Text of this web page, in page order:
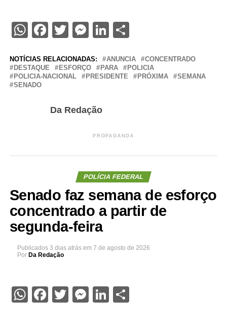
WhatsApp
Facebook
Twitter
Messenger
LinkedIn
Share
NOTÍCIAS RELACIONADAS: ANUNCIA
CONCENTRADO
DESTAQUE
ESFORÇO PARA
POLICIA
POLICIA-NACIONAL
PRESIDENTE PRÓXIMA
SEMANA
SENADO
Da Redação
PROPAGANDA
POLÍCIA FEDERAL
Senado faz semana de esforço
concentrado a partir de
segunda-feira
Publicados 3 dias atrás em 7 de agosto de 2026
Por Da Redação
WhatsApp
Facebook
Twitter
Messenger
LinkedIn
Share